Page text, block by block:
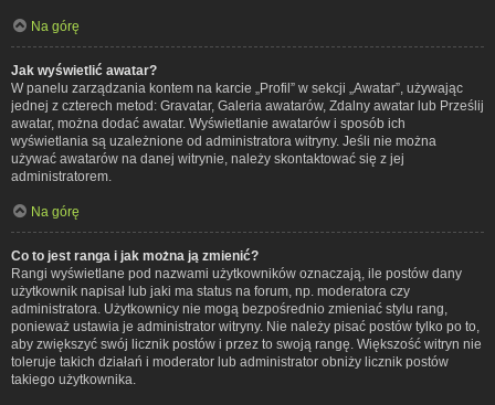
Na górę
Jak wyświetlić awatar?
W panelu zarządzania kontem na karcie „Profil” w sekcji „Awatar”, używając
jednej z czterech metod: Gravatar, Galeria awatarów, Zdalny awatar lub Prześlij
awatar, można dodać awatar. Wyświetlanie awatarów i sposób ich
wyświetlania są uzależnione od administratora witryny. Jeśli nie można
używać awatarów na danej witrynie, należy skontaktować się z jej
administratorem.
Na górę
Co to jest ranga i jak można ją zmienić?
Rangi wyświetlane pod nazwami użytkowników oznaczają, ile postów dany
użytkownik napisał lub jaki ma status na forum, np. moderatora czy
administratora. Użytkownicy nie mogą bezpośrednio zmieniać stylu rang,
ponieważ ustawia je administrator witryny. Nie należy pisać postów tylko po to,
aby zwiększyć swój licznik postów i przez to swoją rangę. Większość witryn nie
toleruje takich działań i moderator lub administrator obniży licznik postów
takiego użytkownika.